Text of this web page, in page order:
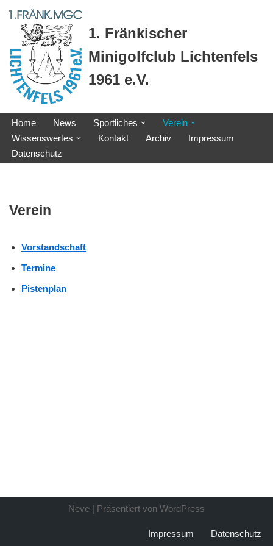
Zum
Inhalt
springen
1. Fränkischer
Minigolfclub Lichtenfels
1961 e.V.
Home News Sportliches
Verein
Wissenswertes
Kontakt Archiv
Impressum
Datenschutz
Verein
Vorstandschaft
Termine
Pistenplan
Neve | Präsentiert von WordPress
Impressum Datenschutz